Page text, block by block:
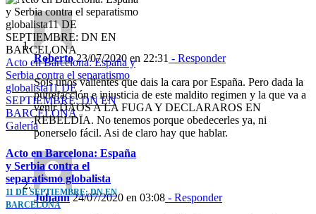
Acto en Barcelona: España y
Serbia contra el separatismo
globalista11 DE
SEPTIEMBRE: DN EN
BARCELONA
Galería
Acto en Barcelona: España
y Serbia contra el
separatismo globalista
11 DE SEPTIEMBRE: DN EN
BARCELONA
Roberto23/07/2020 en 22:31 - Responder
Sois unos valientes que dais la cara por España. Pero dada la
putrefacción e injusticia de este maldito regimen y la que va a
venir DAOS A LA FUGA Y DECLARAROS EN
REBELDÏA. No tenemos porque obedecerles ya, ni
ponerselo fácil. Asi de claro hay que hablar.
Johann24/07/2020 en 03:08 - Responder